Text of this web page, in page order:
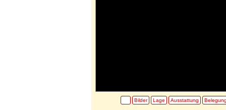
Bilder Lage Ausstattung